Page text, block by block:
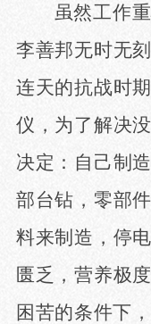
虽然工作
李善邦无时无
连天的抗战时
仪，为了解决
决定：自己制
部台钻，零部
料来制造，停
匮乏，营养极
困苦的条件下